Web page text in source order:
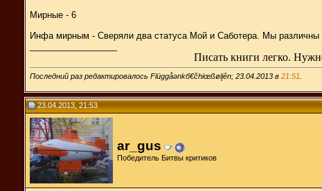
Мирные - 6
Инфа мирным - Сверяли два статуса Мой и Саботера. Мы
Писать книги легко.
Последний раз редактировалось Flüggåәnkб€čhiœßølįên; 23.04.2013 в 21:51
23.04.2013, 21:53
ar_gus
Победитель Битвы критиков